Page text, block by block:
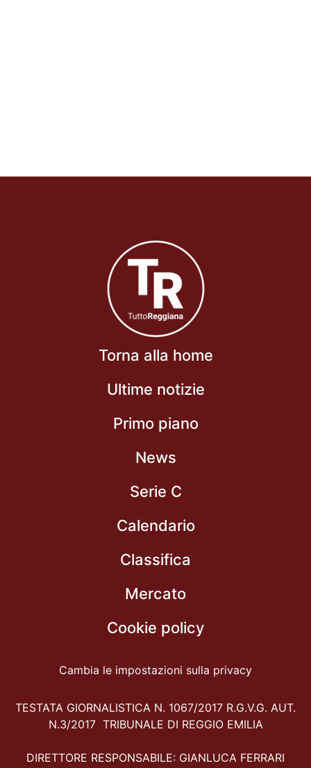
Torna alla home
Ultime notizie
Primo piano
News
Serie C
Calendario
Classifica
Mercato
Cookie policy
Cambia le impostazioni sulla privacy
TESTATA GIORNALISTICA N. 1067/2017 R.G.V.G. AUT.
N.3/2017 TRIBUNALE DI REGGIO EMILIA
DIRETTORE RESPONSABILE: GIANLUCA FERRARI